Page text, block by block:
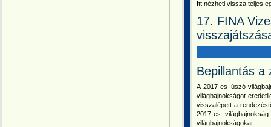
Itt nézheti vissza teljes
17. FINA
Bepillantás a
A 2017-es úszó-
világbajnokságot
visszalépett a
2017-es
világbajnokságokat.